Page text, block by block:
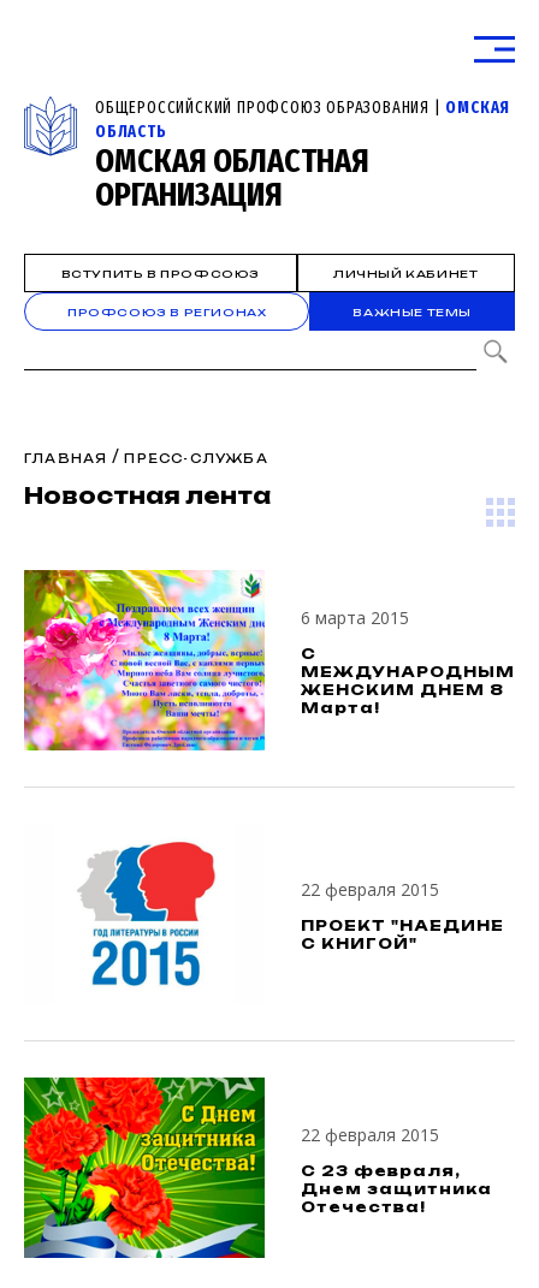
ОБЩЕРОССИЙСКИЙ ПРОФСОЮЗ ОБРАЗОВАНИЯ | ОМСКАЯ
ОБЛАСТЬ
ОМСКАЯ ОБЛАСТНАЯ
ОРГАНИЗАЦИЯ
ВСТУПИТЬ В ПРОФСОЮЗ ЛИЧНЫЙ КАБИНЕТ
ПРОФСОЮЗ В РЕГИОНАХ ВАЖНЫЕ ТЕМЫ
ГЛАВНАЯ /ПРЕСС-СЛУЖБА
Новостная лента
6 марта 2015
С
МЕЖДУНАРОДНЫМ
ЖЕНСКИМ ДНЕМ 8
Марта!
22 февраля 2015
ПРОЕКТ "НАЕДИНЕ
С КНИГОЙ"
22 февраля 2015
С 23 февраля,
Днем защитника
Отечества!